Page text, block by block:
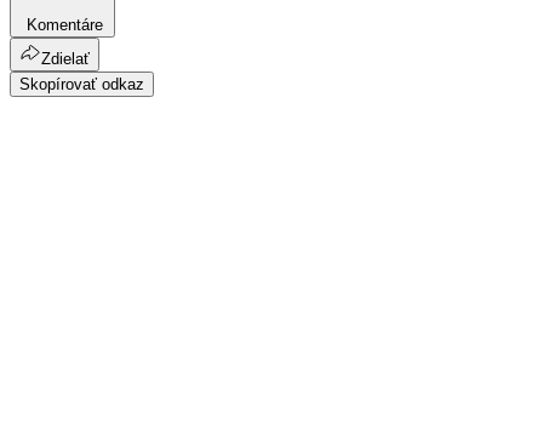
Komentáre
Zdielať
Skopírovať odkaz